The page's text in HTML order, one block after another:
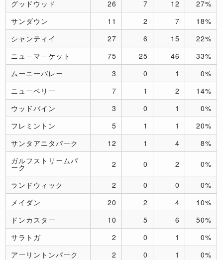
グッドウッド
26 7 12
27%
サンダウン
11 2 7
18%
シャンティイ
27 6 15
22%
ニューマーケット
75 25 46
33%
ムーニーバレー
3 0 1
0%
ニューベリー
7 1 2
14%
ウッドバイン
3 0 1
0%
フレミントン
5 1 1
20%
サンタアニタパーク
12 1 4
8%
ガルフストリームパ
ーク 2 0 2 0%
ランドウィック 2 0 0
0%
メイダン
20 2 4
10%
ドンカスター
10 5 6
50%
サラトガ
2 0 1
0%
アーリントンパーク
2 0 1
0%